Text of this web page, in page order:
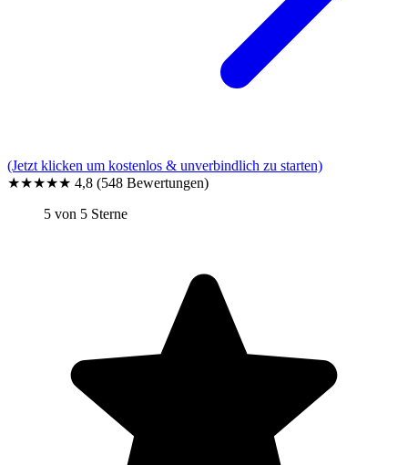
(Jetzt klicken um kostenlos & unverbindlich zu starten)
★★★★★ 4,8 (548 Bewertungen)
5 von 5 Sterne